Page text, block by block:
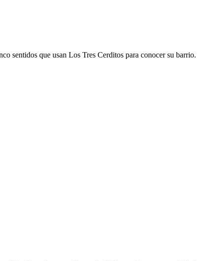
sentidos que usan Los Tres Cerditos para conocer su barrio.